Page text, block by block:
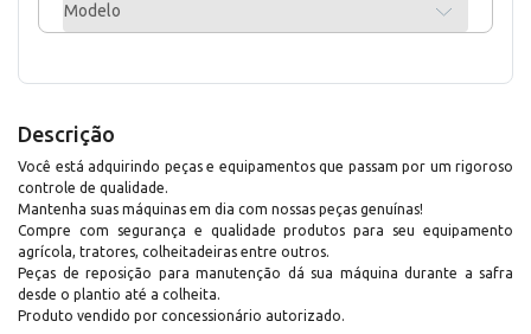
Modelo
Descrição
Você está adquirindo peças e equipamentos que passam por um rigoroso
controle de qualidade.
Mantenha suas máquinas em dia com nossas peças genuínas!
Compre com segurança e qualidade produtos para seu equipamento
agrícola, tratores, colheitadeiras entre outros.
Peças de reposição para manutenção dá sua máquina durante a safra
desde o plantio até a colheita.
Produto vendido por concessionário autorizado.